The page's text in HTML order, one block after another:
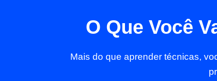
O Que Você
Mais do que aprender técnicas,